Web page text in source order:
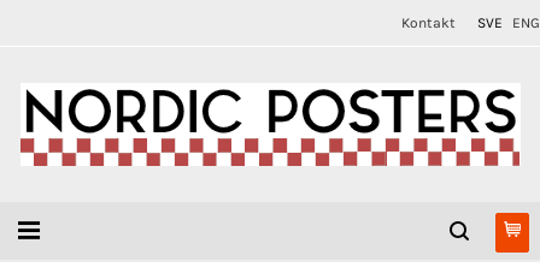
Kontakt SVE ENG